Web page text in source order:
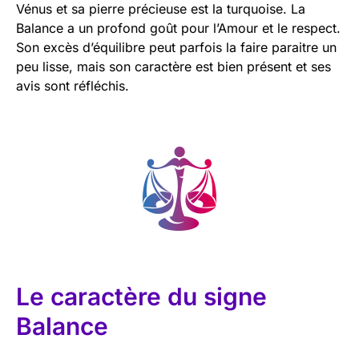
Vénus et sa pierre précieuse est la turquoise. La
Balance a un profond goût pour l’Amour et le respect.
Son excès d’équilibre peut parfois la faire paraitre un
peu lisse, mais son caractère est bien présent et ses
avis sont réfléchis.
Le caractère du signe
Balance